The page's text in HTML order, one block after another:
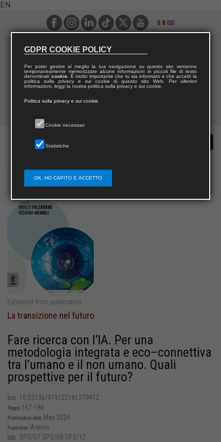
EN
Extracted from publication
La transizione nel futuro
Fare ricerca con l’IA. Per una
metodologia integrata e eco–connettiva
tra l’umano e il non umano. Quali
prospettive per il futuro?
DOI: 10.53136/979122181279412
Pages: 167-186
Publication date: May 2024
Publisher: Aracne
SSD: SPS/07 SPS/08 SPS/12
GDPR COOKIE POLICY
Per poter gestire al meglio la tua navigazione su questo sito verranno
temporaneamente memorizzate alcune informazioni in piccoli file di testo
denominati cookie. È molto importante che tu sia informato e che accetti la
politica sulla privacy e sui cookie di questo sito Web. Per ulteriori
informazioni, leggi la nostra politica sulla privacy e sui cookie.
Politica sulla privacy e sui cookie
Cookie necessari
Statistiche
OK, HO CAPITO E ACCETTO